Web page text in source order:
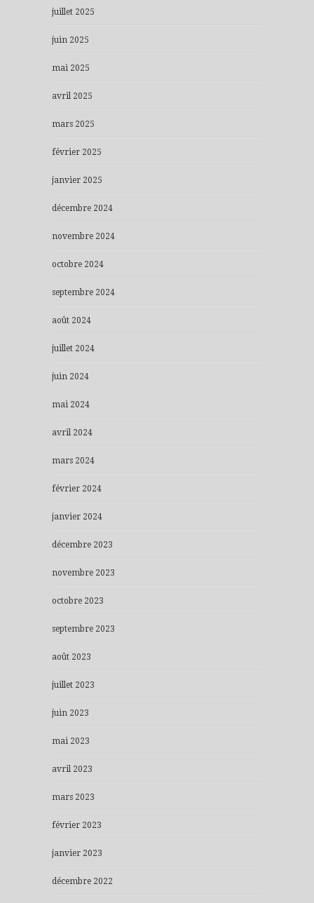
juillet 2025
juin 2025
mai 2025
avril 2025
mars 2025
février 2025
janvier 2025
décembre 2024
novembre 2024
octobre 2024
septembre 2024
août 2024
juillet 2024
juin 2024
mai 2024
avril 2024
mars 2024
février 2024
janvier 2024
décembre 2023
novembre 2023
octobre 2023
septembre 2023
août 2023
juillet 2023
juin 2023
mai 2023
avril 2023
mars 2023
février 2023
janvier 2023
décembre 2022